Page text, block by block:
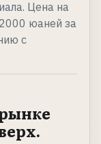
Цена на
юаней за
с